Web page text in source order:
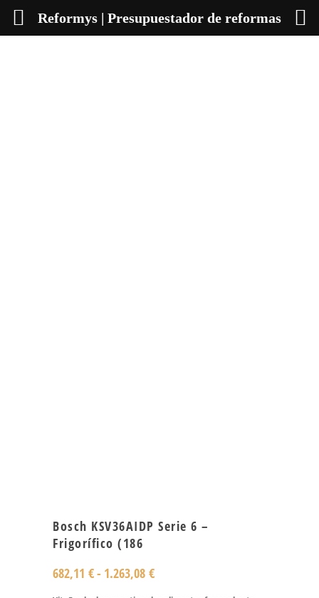
Bosch KSV36AIDP Serie 6 –
Frigorífico (186
682,11 €- 1.263,08 €
Reformys | Presupuestador de reformas